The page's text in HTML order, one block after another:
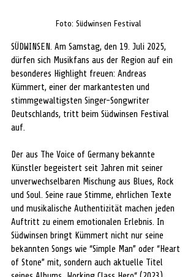
Foto: Südwinsen Festival
SÜDWINSEN. Am Samstag, den 19. Juli 2025,
dürfen sich Musikfans aus der Region auf ein
besonderes Highlight freuen: Andreas
Kümmert, einer der markantesten und
stimmgewaltigsten Singer-Songwriter
Deutschlands, tritt beim Südwinsen Festival
auf.
Der aus The Voice of Germany bekannte
Künstler begeistert seit Jahren mit seiner
unverwechselbaren Mischung aus Blues, Rock
und Soul. Seine raue Stimme, ehrlichen Texte
und musikalische Authentizität machen jeden
Auftritt zu einem emotionalen Erlebnis. In
Südwinsen bringt Kümmert nicht nur seine
bekannten Songs wie “Simple Man” oder “Heart
of Stone” mit, sondern auch aktuelle Titel